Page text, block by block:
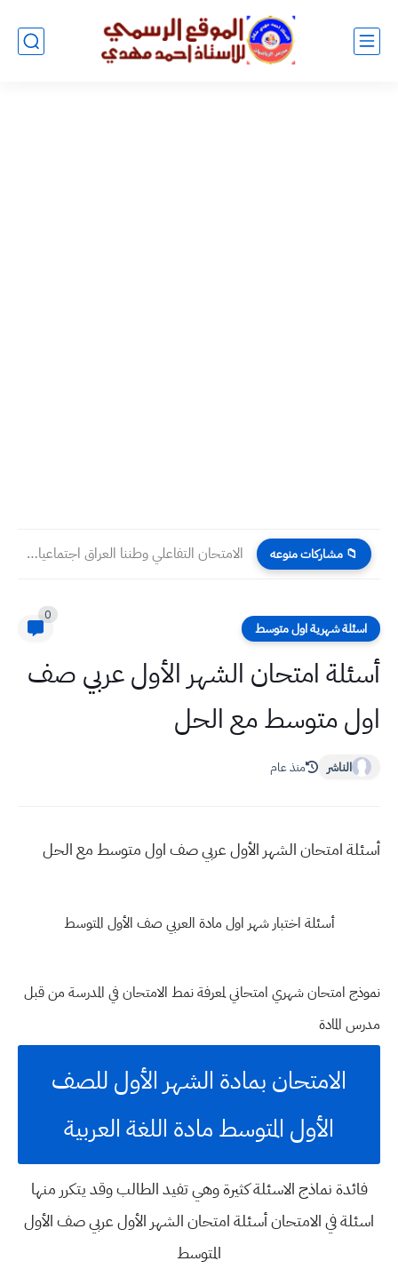
📁 مشاركات منوعه الامتحان التفاعلي وطننا العراق اجتماعيات سادس ابتدائي
اسئلة شهرية اول متوسط
0
أسئلة امتحان الشهر الأول عربي صف
اول متوسط مع الحل
الناشر منذ عام
أسئلة امتحان الشهر الأول عربي صف اول متوسط مع الحل
أسئلة اختبار شهر اول مادة العربي صف الأول المتوسط
نموذج امتحان شهري امتحاني لمعرفة نمط الامتحان في المدرسة من قبل
مدرس المادة
الامتحان بمادة الشهر الأول للصف
الأول المتوسط مادة اللغة العربية
فائدة نماذج الاسئلة كثيرة وهي تفيد الطالب وقد يتكرر منها
اسئلة في الامتحان أسئلة امتحان الشهر الأول عربي صف الأول
المتوسط